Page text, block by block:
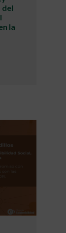
del
la